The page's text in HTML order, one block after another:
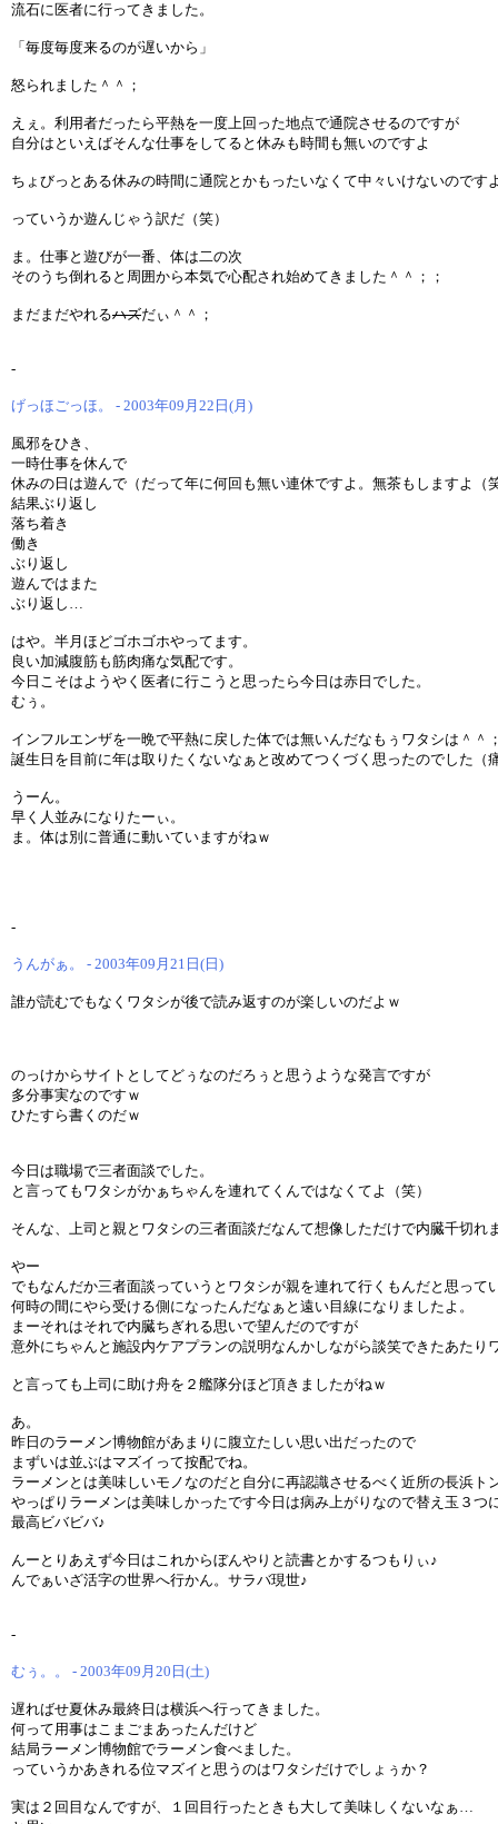
流石に医者に行ってきました。
「毎度毎度来るのが遅いから」
怒られました＾＾；
えぇ。利用者だったら平熱を一度上回った地点で通院させるのですが
自分はといえばそんな仕事をしてると休みも時間も無いのですよ
ちょびっとある休みの時間に通院とかもったいなくて中々いけないのです
っていうか遊んじゃう訳だ（笑）
ま。仕事と遊びが一番、体は二の次
そのうち倒れると周囲から本気で心配され始めてきました＾＾；；
まだまだやれるハズだぃ＾＾；
-
げっほごっほ。 - 2003年09月22日(月)
風邪をひき、
一時仕事を休んで
休みの日は遊んで（だって年に何回も無い連休ですよ。無茶もしますよ（
結果ぶり返し
落ち着き
働き
ぶり返し
遊んではまた
ぶり返し…
はや。半月ほどゴホゴホやってます。
良い加減腹筋も筋肉痛な気配です。
今日こそはようやく医者に行こうと思ったら今日は赤日でした。
むぅ。
インフルエンザを一晩で平熱に戻した体では無いんだなもぅワタシは＾＾
誕生日を目前に年は取りたくないなぁと改めてつくづく思ったのでした（
うーん。
早く人並みになりたーぃ。
ま。体は別に普通に動いていますがねｗ
-
うんがぁ。 - 2003年09月21日(日)
誰が読むでもなくワタシが後で読み返すのが楽しいのだよｗ
のっけからサイトとしてどぅなのだろぅと思うような発言ですが
多分事実なのですｗ
ひたすら書くのだｗ
今日は職場で三者面談でした。
と言ってもワタシがかぁちゃんを連れてくんではなくてよ（笑）
そんな、上司と親とワタシの三者面談だなんて想像しただけで内臓千切れ
やー
でもなんだか三者面談っていうとワタシが親を連れて行くもんだと思って
何時の間にやら受ける側になったんだなぁと遠い目線になりましたよ。
まーそれはそれで内臓ちぎれる思いで望んだのですが
意外にちゃんと施設内ケアプランの説明なんかしながら談笑できたあたり
と言っても上司に助け舟を２艦隊分ほど頂きましたがねｗ
あ。
昨日のラーメン博物館があまりに腹立たしい思い出だったので
まずいは並ぶはマズイって按配でね。
ラーメンとは美味しいモノなのだと自分に再認識させるべく近所の長浜ト
やっぱりラーメンは美味しかったです今日は病み上がりなので替え玉３つ
最高ビバビバ♪
んーとりあえず今日はこれからぼんやりと読書とかするつもりぃ♪
んでぁいざ活字の世界へ行かん。サラバ現世♪
-
むぅ。。 - 2003年09月20日(土)
遅ればせ夏休み最終日は横浜へ行ってきました。
何って用事はこまごまあったんだけど
結局ラーメン博物館でラーメン食べました。
っていうかあきれる位マズイと思うのはワタシだけでしょぅか？
実は２回目なんですが、１回目行ったときも大して美味しくないなぁ…